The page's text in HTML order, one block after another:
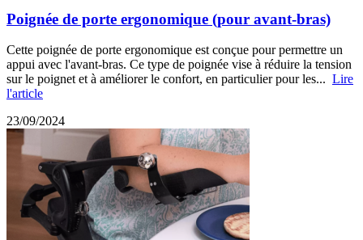
Poignée de porte ergonomique (pour avant-bras)
Cette poignée de porte ergonomique est conçue pour permettre un
appui avec l'avant-bras. Ce type de poignée vise à réduire la tension
sur le poignet et à améliorer le confort, en particulier pour les... Lire
l'article
23/09/2024